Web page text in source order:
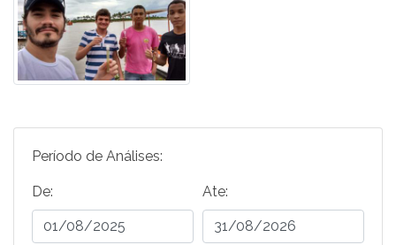
Período de Análises:
De: Ate: